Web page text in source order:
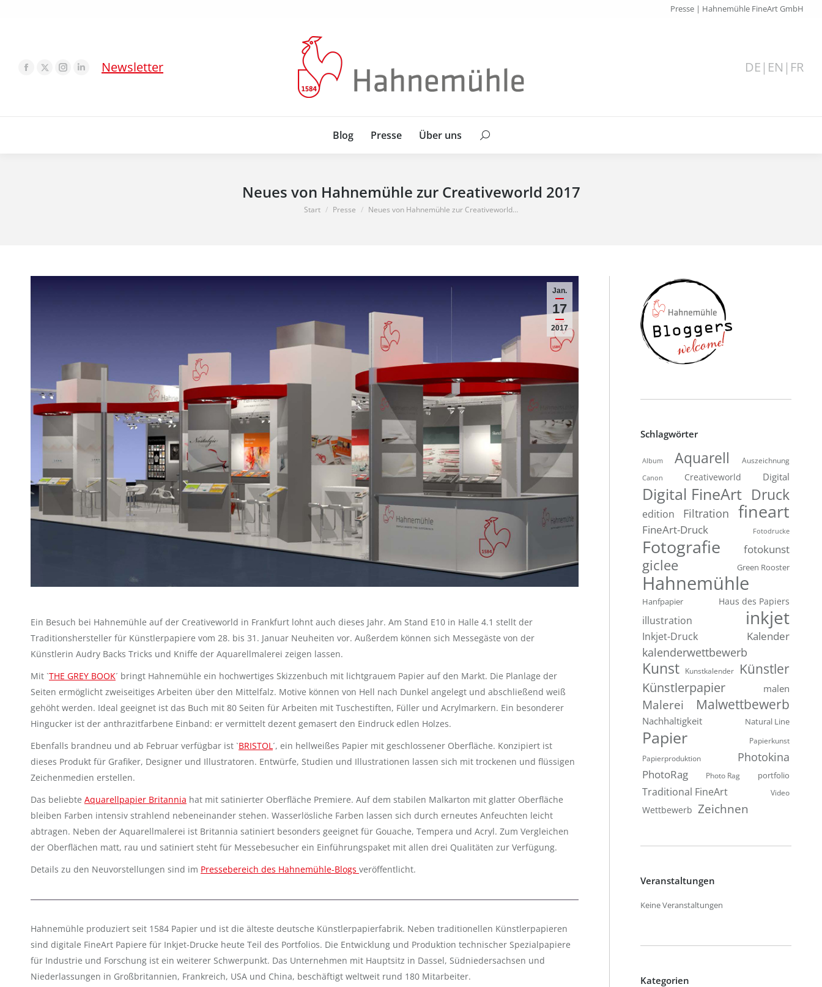
Presse | Hahnemühle FineArt GmbH
Newsletter DE | EN | FR
Blog Presse Über uns Search:
Neues von Hahnemühle zur Creativeworld 2017
Sie befinden sich hier:
Start Presse Neues von Hahnemühle zur Creativeworld…
Jan.
17
2017
Ein Besuch bei Hahnemühle auf der Creativeworld in Frankfurt lohnt auch dieses Jahr. Am Stand E10 in Halle 4.1 stellt der
Traditionshersteller für Künstlerpapiere vom 28. bis 31. Januar Neuheiten vor. Außerdem können sich Messegäste von der
Künstlerin Audry Backs Tricks und Kniffe der Aquarellmalerei zeigen lassen.
Mit `THE GREY BOOK´ bringt Hahnemühle ein hochwertiges Skizzenbuch mit lichtgrauem Papier auf den Markt. Die Planlage der
Seiten ermöglicht zweiseitiges Arbeiten über den Mittelfalz. Motive können von Hell nach Dunkel angelegt und abschließend weiß
gehöht werden. Ideal geeignet ist das Buch mit 80 Seiten für Arbeiten mit Tuschestiften, Füller und Acrylmarkern. Ein besonderer
Hingucker ist der anthrazitfarbene Einband: er vermittelt dezent gemasert den Eindruck edlen Holzes.
Ebenfalls brandneu und ab Februar verfügbar ist `BRISTOL ´, ein hellweißes Papier mit geschlossener Oberfläche. Konzipiert ist
dieses Produkt für Grafiker, Designer und Illustratoren. Entwürfe, Studien und Illustrationen lassen sich mit trockenen und flüssigen
Zeichenmedien erstellen.
Das beliebte Aquarellpapier Britannia hat mit satinierter Oberfläche Premiere. Auf dem stabilen Malkarton mit glatter Oberfläche
bleiben Farben intensiv strahlend nebeneinander stehen. Wasserlösliche Farben lassen sich durch erneutes Anfeuchten leicht
abtragen. Neben der Aquarellmalerei ist Britannia satiniert besonders geeignet für Gouache, Tempera und Acryl. Zum Vergleichen
der Oberflächen matt, rau und satiniert steht für Messebesucher ein Einführungspaket mit allen drei Qualitäten zur Verfügung.
Details zu den Neuvorstellungen sind im Pressebereich des Hahnemühle-Blogs veröffentlicht.
Hahnemühle produziert seit 1584 Papier und ist die älteste deutsche Künstlerpapierfabrik. Neben traditionellen Künstlerpapieren
sind digitale FineArt Papiere für Inkjet-Drucke heute Teil des Portfolios. Die Entwicklung und Produktion technischer Spezialpapiere
für Industrie und Forschung ist ein weiterer Schwerpunkt. Das Unternehmen mit Hauptsitz in Dassel, Südniedersachsen und
Niederlassungen in Großbritannien, Frankreich, USA und China, beschäftigt weltweit rund 180 Mitarbeiter.
Schlagwörter
Album Aquarell
Auszeichnung
Canon
Creativeworld Digital
Digital FineArt Druck
edition Filtration fineart
FineArt-Druck Fotodrucke
Fotografie fotokunst
giclee Green Rooster
Hahnemühle
Hanfpapier Haus des Papiers
illustration inkjet
Inkjet-Druck Kalender
kalenderwettbewerb
Kunst Kunstkalender Künstler
Künstlerpapier malen
Malerei Malwettbewerb
Nachhaltigkeit Natural Line
Papier
Papierkunst
Papierproduktion
Photokina
PhotoRag Photo Rag portfolio
Traditional FineArt Video
Wettbewerb Zeichnen
Veranstaltungen
Keine Veranstaltungen
Kategorien